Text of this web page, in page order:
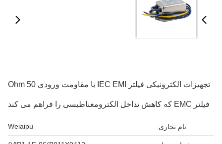
تجهیزات الکترونیکی فیلتر IEC EMI با مقاومت ورودی 50 Ohm
فیلتر EMC که کاهش تداخل الکترومغناطیسی را فراهم می کند
نام تجاری: Weiaipu